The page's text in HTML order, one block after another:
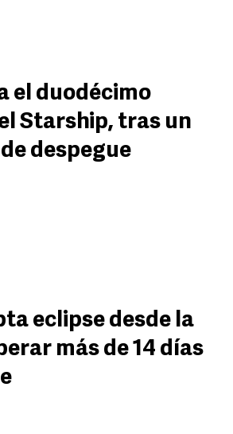
el duodécimo
Starship, tras un
despegue
eclipse desde la
más de 14 días